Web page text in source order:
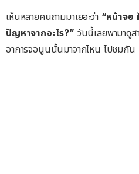
เห็นหลายคนถามมาเยอะว่า “หน้าจอ
ปัญหาจากอะไร?” วันนี้เลยพามาดูส
อาการจอนูนนั้นมาจากไหน ไปชมกัน